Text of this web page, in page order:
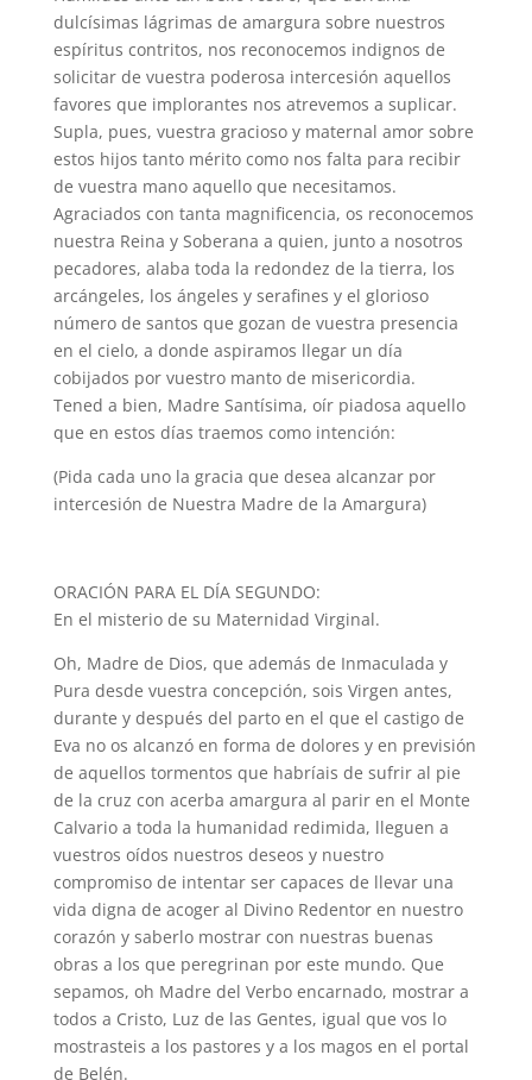
dulcísimas lágrimas de amargura sobre nuestros
espíritus contritos, nos reconocemos indignos de
solicitar de vuestra poderosa intercesión aquellos
favores que implorantes nos atrevemos a suplicar.
Supla, pues, vuestra gracioso y maternal amor sobre
estos hijos tanto mérito como nos falta para recibir
de vuestra mano aquello que necesitamos.
Agraciados con tanta magnificencia, os reconocemos
nuestra Reina y Soberana a quien, junto a nosotros
pecadores, alaba toda la redondez de la tierra, los
arcángeles, los ángeles y serafines y el glorioso
número de santos que gozan de vuestra presencia
en el cielo, a donde aspiramos llegar un día
cobijados por vuestro manto de misericordia.
Tened a bien, Madre Santísima, oír piadosa aquello
que en estos días traemos como intención:
(Pida cada uno la gracia que desea alcanzar por
intercesión de Nuestra Madre de la Amargura)
ORACIÓN PARA EL DÍA SEGUNDO:
En el misterio de su Maternidad Virginal.
Oh, Madre de Dios, que además de Inmaculada y
Pura desde vuestra concepción, sois Virgen antes,
durante y después del parto en el que el castigo de
Eva no os alcanzó en forma de dolores y en previsión
de aquellos tormentos que habríais de sufrir al pie
de la cruz con acerba amargura al parir en el Monte
Calvario a toda la humanidad redimida, lleguen a
vuestros oídos nuestros deseos y nuestro
compromiso de intentar ser capaces de llevar una
vida digna de acoger al Divino Redentor en nuestro
corazón y saberlo mostrar con nuestras buenas
obras a los que peregrinan por este mundo. Que
sepamos, oh Madre del Verbo encarnado, mostrar a
todos a Cristo, Luz de las Gentes, igual que vos lo
mostrasteis a los pastores y a los magos en el portal
de Belén.